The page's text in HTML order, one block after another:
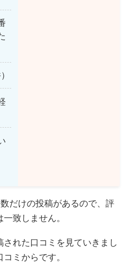
だけの投稿があるので、評
致しません。
れた口コミを見ていきまし
ミからです。